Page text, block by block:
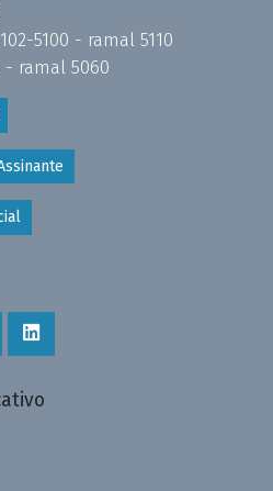
5100 - ramal 5110
- ramal 5060